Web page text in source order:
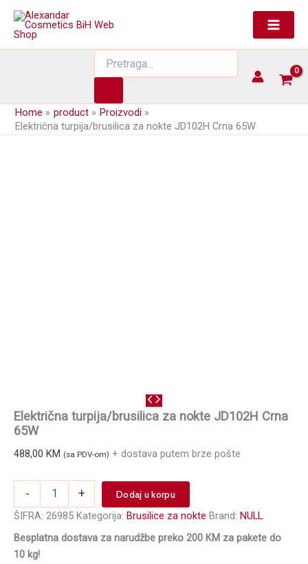
Skip
content
search
Home product
Proizvodi
Električna turpija/brusilica za nokte JD102H Crna 65W
Električna turpija/brusilica za nokte JD102H Crna
65W
488,00 KM (sa PDV-om) + dostava putem brze pošte
-
turpija/brusilica
za
JD102H
Crna
+
Dodaj u korpu
ŠIFRA: 26985 Kategorija: Brusilice za nokte Brand: NULL
Besplatna dostava za narudžbe preko 200 KM za pakete do
10 kg!